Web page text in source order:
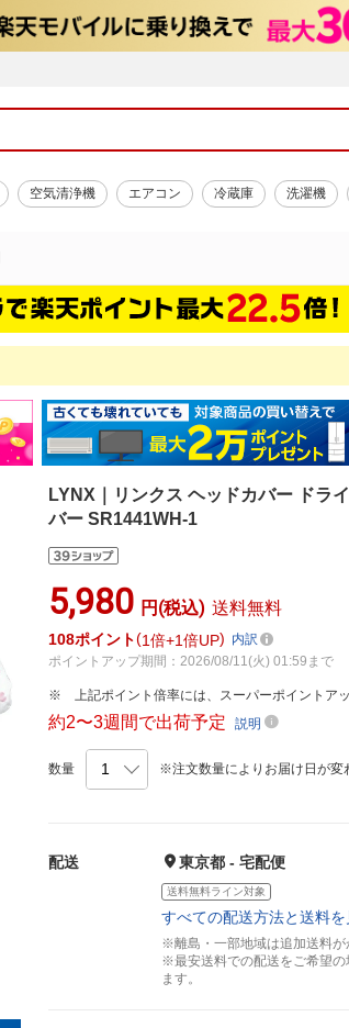
空気清浄機 エアコン 冷蔵庫 洗濯機
LYNX｜リンクス ヘッドカバー ドラ
バー SR1441WH-1
5,980 円(税込) 送料無料
108ポイント 1倍 1倍UP
内訳
ポイントアップ期間：2026/08/11(火) 01:59まで
上記ポイント倍率には、スーパーポイントア
約2〜3週間で出荷予定説明
数量 ※注文数量によりお届け日が変
配送 東京都 - 宅配便
送料無料ライン対象
すべての配送方法と送料を
※離島・一部地域は追加送料が
※最安送料での配送をご希望の
ます。